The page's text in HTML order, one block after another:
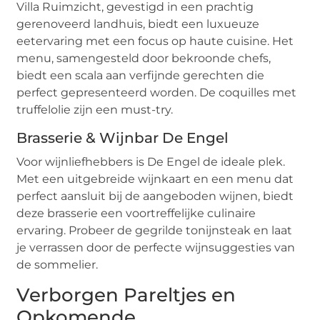
Villa Ruimzicht, gevestigd in een prachtig
gerenoveerd landhuis, biedt een luxueuze
eetervaring met een focus op haute cuisine. Het
menu, samengesteld door bekroonde chefs,
biedt een scala aan verfijnde gerechten die
perfect gepresenteerd worden. De coquilles met
truffelolie zijn een must-try.
Brasserie & Wijnbar De Engel
Voor wijnliefhebbers is De Engel de ideale plek.
Met een uitgebreide wijnkaart en een menu dat
perfect aansluit bij de aangeboden wijnen, biedt
deze brasserie een voortreffelijke culinaire
ervaring. Probeer de gegrilde tonijnsteak en laat
je verrassen door de perfecte wijnsuggesties van
de sommelier.
Verborgen Pareltjes en